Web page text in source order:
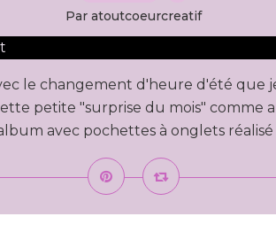
Par atoutcoeurcreatif
le changement d'heure d'été que
petite "surprise du mois" comme
avec pochettes à onglets réalisé